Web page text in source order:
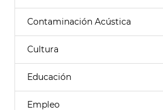
Contaminación Acústica
Cultura
Educación
Empleo